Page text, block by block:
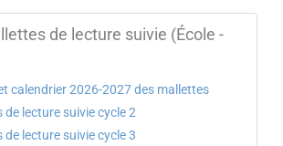
de lecture suivie (École -
calendrier 2026-2027 des mallettes
de lecture suivie cycle 2
lecture suivie cycle 3